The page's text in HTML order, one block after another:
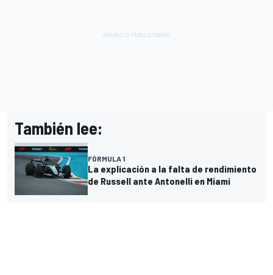
También lee:
FÓRMULA 1
La explicación a la falta de rendimiento
de Russell ante Antonelli en Miami